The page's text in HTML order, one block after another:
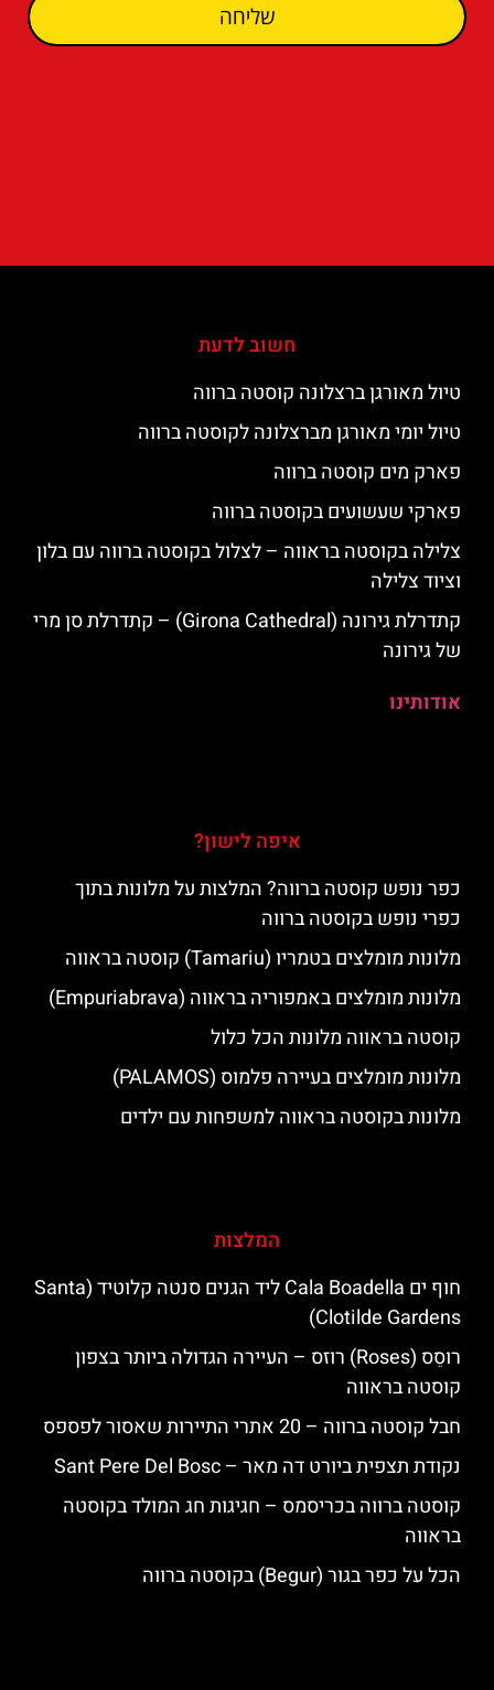
שליחה
חשוב לדעת
טיול מאורגן ברצלונה קוסטה ברווה
טיול יומי מאורגן מברצלונה לקוסטה ברווה
פארק מים קוסטה ברווה
פארקי שעשועים בקוסטה ברווה
צלילה בקוסטה בראווה – לצלול בקוסטה ברווה עם בלון
וציוד צלילה
קתדרלת גירונה (Girona Cathedral) – קתדרלת סן מרי
של גירונה
אודותינו
איפה לישון?
כפר נופש קוסטה ברווה? המלצות על מלונות בתוך
כפרי נופש בקוסטה ברווה
מלונות מומלצים בטמריו (Tamariu) קוסטה בראווה
מלונות מומלצים באמפוריה בראווה (Empuriabrava)
קוסטה בראווה מלונות הכל כלול
מלונות מומלצים בעיירה פלמוס (PALAMOS)
מלונות בקוסטה בראווה למשפחות עם ילדים
המלצות
חוף ים Cala Boadella ליד הגנים סנטה קלוטיד (Santa
Clotilde Gardens)
רוסֵס (Roses) רוזס – העיירה הגדולה ביותר בצפון
קוסטה בראווה
חבל קוסטה ברווה – 20 אתרי התיירות שאסור לפספס
נקודת תצפית ביורט דה מאר – Sant Pere Del Bosc
קוסטה ברווה בכריסמס – חגיגות חג המולד בקוסטה
בראווה
הכל על כפר בגור (Begur) בקוסטה ברווה